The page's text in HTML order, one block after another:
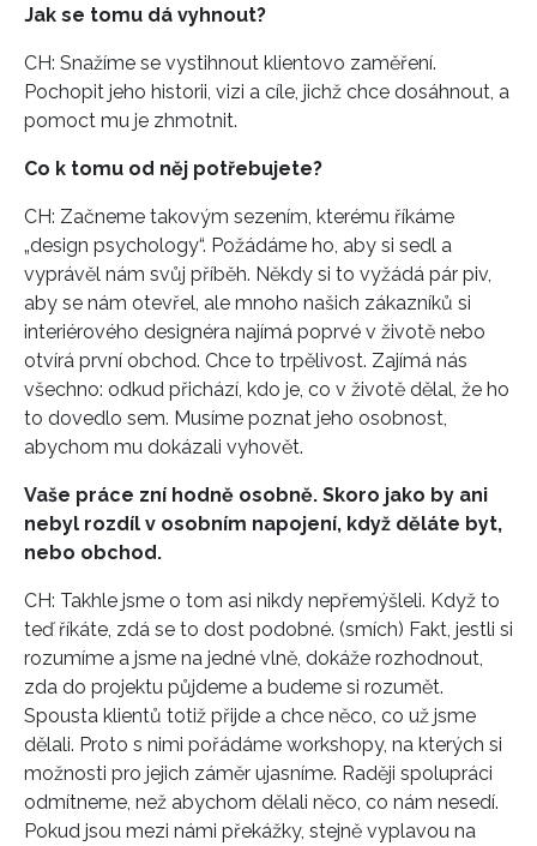
Jak se tomu dá vyhnout?
CH: Snažíme se vystihnout klientovo zaměření.
Pochopit jeho historii, vizi a cíle, jichž chce dosáhnout, a
pomoct mu je zhmotnit.
Co k tomu od něj potřebujete?
CH: Začneme takovým sezením, kterému říkáme
„design psychology“. Požádáme ho, aby si sedl a
vyprávěl nám svůj příběh. Někdy si to vyžádá pár piv,
aby se nám otevřel, ale mnoho našich zákazníků si
interiérového designéra najímá poprvé v životě nebo
otvírá první obchod. Chce to trpělivost. Zajímá nás
všechno: odkud přichází, kdo je, co v životě dělal, že ho
to dovedlo sem. Musíme poznat jeho osobnost,
abychom mu dokázali vyhovět.
Vaše práce zní hodně osobně. Skoro jako by ani
nebyl rozdíl v osobním napojení, když děláte byt,
nebo obchod.
CH: Takhle jsme o tom asi nikdy nepřemýšleli. Když to
teď říkáte, zdá se to dost podobné. (smích) Fakt, jestli si
rozumíme a jsme na jedné vlně, dokáže rozhodnout,
zda do projektu půjdeme a budeme si rozumět.
Spousta klientů totiž přijde a chce něco, co už jsme
dělali. Proto s nimi pořádáme workshopy, na kterých si
možnosti pro jejich záměr ujasníme. Raději spolupráci
odmítneme, než abychom dělali něco, co nám nesedí.
Pokud jsou mezi námi překážky, stejně vyplavou na